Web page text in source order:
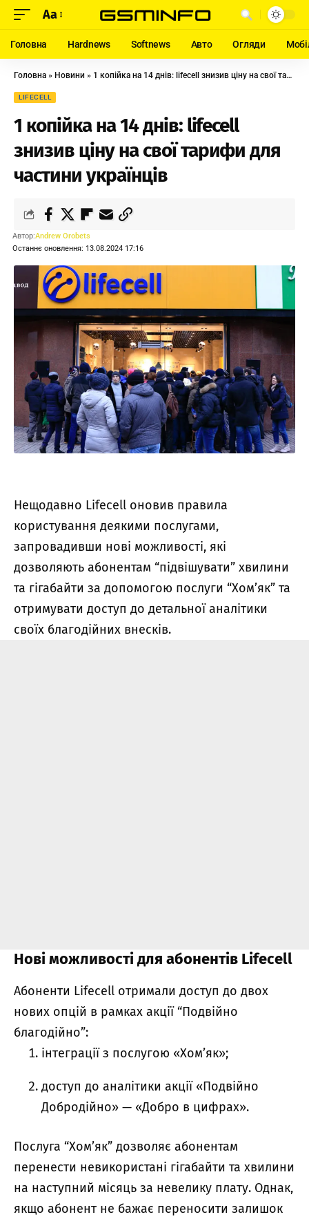
Aa
Головна Hardnews Softnews Авто Огляди
Головна » Новини » 1 копійка на 14 днів: lifecell знизив ціну на свої тарифи для частини українців
LIFECELL
1 копійка на 14 днів: lifecell
знизив ціну на свої тарифи для
частини українців
Останнє оновлення: 13.08.2024 17:16
Автор:Andrew Orobets
Нещодавно Lifecell оновив правила
користування деякими послугами,
запровадивши нові можливості, які
дозволяють абонентам “підвішувати” хвилини
та гігабайти за допомогою послуги “Хом’як” та
отримувати доступ до детальної аналітики
своїх благодійних внесків.
Нові можливості для абонентів Lifecell
Абоненти Lifecell отримали доступ до двох
нових опцій в рамках акції “Подвійно
благодійно”:
інтеграції з послугою «Хом’як»;
доступ до аналітики акції «Подвійно
Добродійно» — «Добро в цифрах».
Послуга “Хом’як” дозволяє абонентам
перенести невикористані гігабайти та хвилини
на наступний місяць за невелику плату. Однак,
якщо абонент не бажає переносити залишок